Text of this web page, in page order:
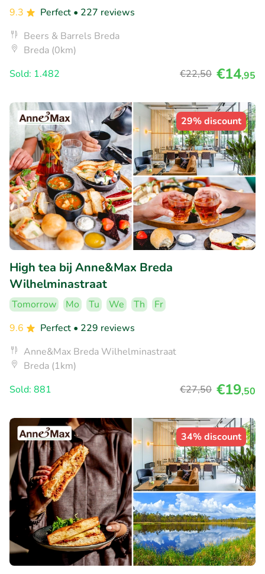
9.3
Perfect • 227 reviews
Beers & Barrels Breda
Breda (0km)
Sold: 1.482
€22,50 €14,95
29% discount
High tea bij Anne&Max Breda
Wilhelminastraat
Tomorrow Mo Tu We Th
Fr
9.6
Perfect • 229 reviews
Anne&Max Breda Wilhelminastraat
Breda (1km)
Sold: 881
€27,50 €19,50
34% discount